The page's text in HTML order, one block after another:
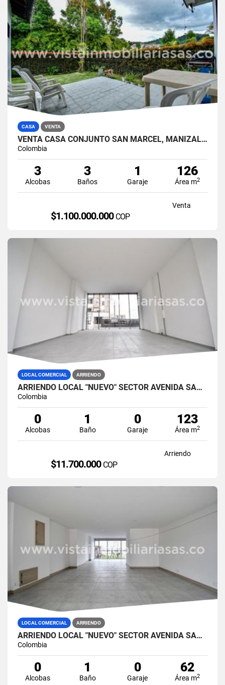
CASA VENTA
VENTA CASA CONJUNTO SAN MARCEL, MANIZALES
Colombia
3
Alcobas
3
Baños
1
Garaje
126
Área m2
Venta
$1.100.000.000 COP
LOCAL COMERCIAL ARRIENDO
ARRIENDO LOCAL "NUEVO" SECTOR AVENIDA SANTANDER, MANIZALES
Colombia
0
Alcobas
1
Baño
0
Garaje
123
Área m2
Arriendo
$11.700.000 COP
LOCAL COMERCIAL ARRIENDO
ARRIENDO LOCAL "NUEVO" SECTOR AVENIDA SANTANDER, MANIZALES
Colombia
0
Alcobas
1
Baño
0
Garaje
62
Área m2